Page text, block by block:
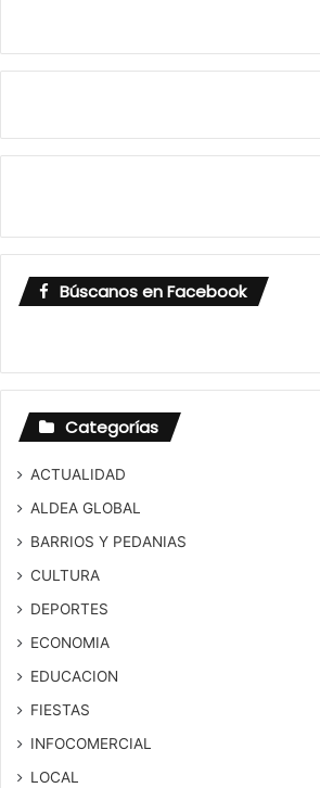
Búscanos en Facebook
Categorías
ACTUALIDAD
ALDEA GLOBAL
BARRIOS Y PEDANIAS
CULTURA
DEPORTES
ECONOMIA
EDUCACION
FIESTAS
INFOCOMERCIAL
LOCAL